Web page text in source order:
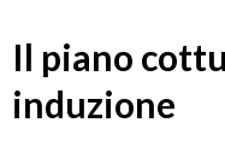
Il piano
induzione